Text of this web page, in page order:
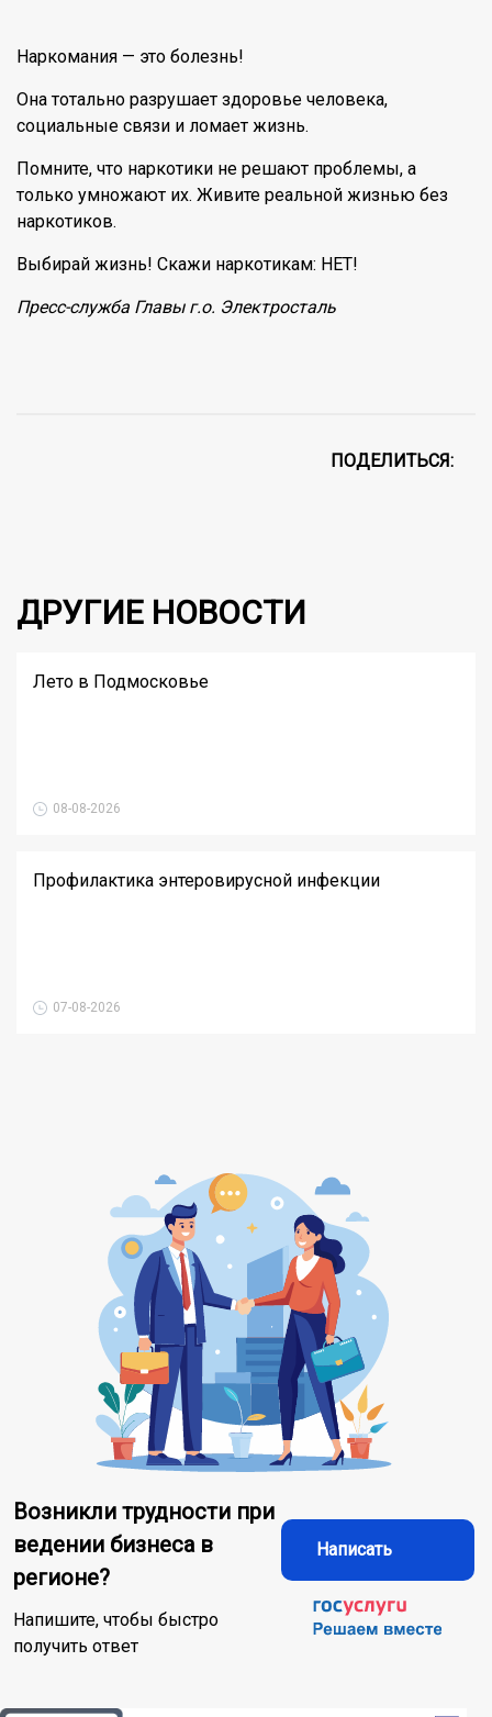
Наркомания — это болезнь!
Она тотально разрушает здоровье человека,
социальные связи и ломает жизнь.
Помните, что наркотики не решают проблемы, а
только умножают их. Живите реальной жизнью без
наркотиков.
Выбирай жизнь! Скажи наркотикам: НЕТ!
Пресс-служба Главы г.о. Электросталь
ПОДЕЛИТЬСЯ:
ДРУГИЕ НОВОСТИ
Лето в Подмосковье
08-08-2026
Профилактика энтеровирусной инфекции
07-08-2026
Возникли трудности при
ведении бизнеса в
регионе?
Напишите, чтобы быстро
получить ответ
Написать